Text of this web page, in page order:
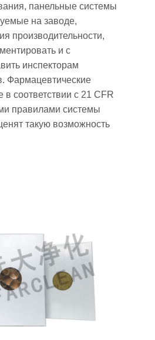
панельные системы
на заводе,
производительности,
и с
инспекторам
Фармацевтические
соответствии с 21 CFR
правилами системы
такую ​​возможность